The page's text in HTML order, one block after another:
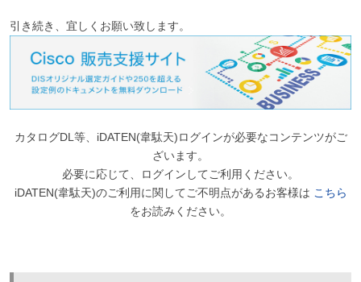
引き続き、宜しくお願い致します。
カタログDL等、iDATEN(韋駄天)ログインが必要なコンテンツがご
ざいます。
必要に応じて、ログインしてご利用ください。
iDATEN(韋駄天)のご利用に関してご不明点があるお客様は こちら
をお読みください。